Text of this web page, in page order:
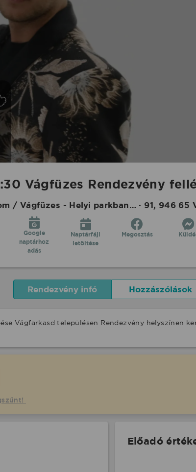
Vágfüzes Rendezvény
/ Vágfüzes - Helyi parkban… · 91, 946 65
Google
naptárhoz
adás
Naptárfájl
letöltése
Megosztás
Rendezvény infó Hozzászólások
Vágfarkasd településen Rendezvény helyszínen
Előadó